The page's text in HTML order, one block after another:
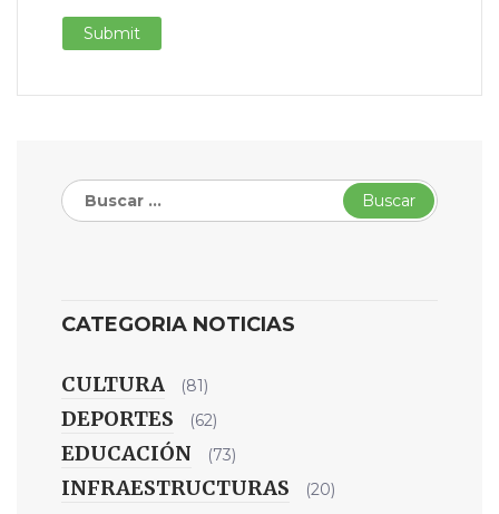
Buscar:
CATEGORIA NOTICIAS
CULTURA (81)
DEPORTES (62)
EDUCACIÓN (73)
INFRAESTRUCTURAS (20)